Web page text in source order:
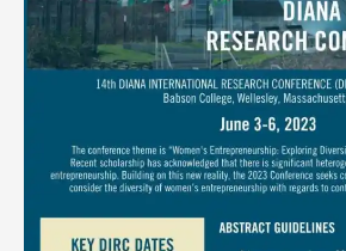
DIANA
sobre